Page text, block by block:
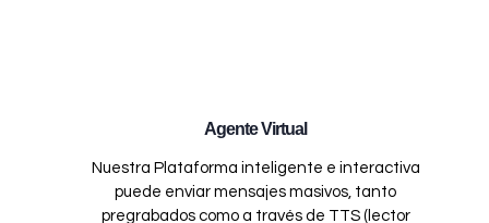
Agente Virtual
Nuestra Plataforma inteligente e interactiva
puede enviar mensajes masivos, tanto
pregrabados como a través de TTS (lector